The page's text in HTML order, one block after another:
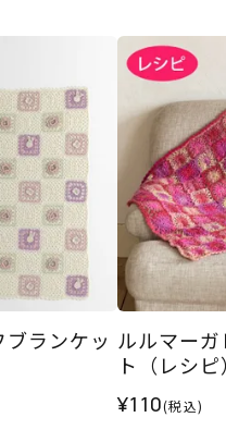
ランケッ ルルマー
ト（レシピ）
¥110(税込)